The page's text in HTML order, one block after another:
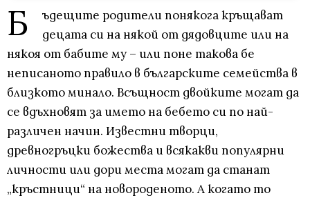
Б
ъдещите родители понякога кръщават
децата си на някой от дядовците или на
някоя от бабите му – или поне такова бе
неписаното правило в българските семейства в
близкото минало. Всъщност двойките могат да
се вдъхновят за името на бебето си по най-
различен начин. Известни творци,
древногръцки божества и всякакви популярни
личности или дори места могат да станат
„кръстници“ на новороденото. А когато то